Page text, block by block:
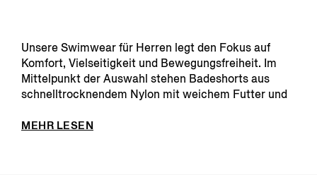
Unsere Swimwear für Herren legt den Fokus auf
Komfort, Vielseitigkeit und Bewegungsfreiheit. Im
Mittelpunkt der Auswahl stehen Badeshorts aus
schnelltrocknendem Nylon mit weichem Futter und
MEHR LESEN